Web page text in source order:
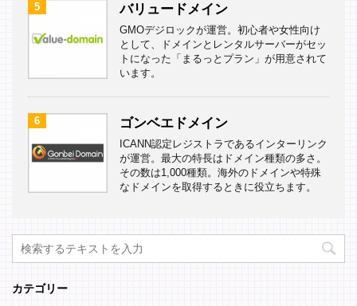
5 バリュードメイン
GMOデジロックが運営。初心者や女性向け
として、ドメインとレンタルサーバーがセッ
トになった「まるっとプラン」が用意されて
います。
6 ゴンベエドメイン
ICANN認定レジストラであるインターリンク
が運営。最大の特長はドメイン種類の多さ。
その数は1,000種類。海外のドメインや特殊
なドメインを取得するときに役立ちます。
カテゴリー